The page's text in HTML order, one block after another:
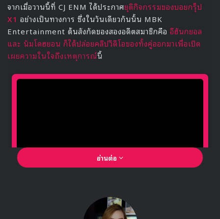
จากเมื่อวานนี้ที่ CJ ENM ได้ประกาศยุติกิจกรรมของบอยกรุ็ป
X1 อย่างเป็นทางการ ซึ่งในวันเดียวกันนั้น MBK
Entertainment ต้นสังกัดของสองอดีตสมาชิกคือ อีฮันกยอล
และ นัมโดฮยอน ก็ได้ปล่อยคลิปวีดีโอของทั้งคู่ออกมาเพื่อเปิด
เผยความในใจถึงเหตุการณ์นี้
🎙GYUBIN ปลื้มเมืองไทยขนาดไหน? ถึงกลับมาถ่าย
MV เพลงใหม่ LIKE U 100 ที่กรุงเทพ
อ่านต่อ